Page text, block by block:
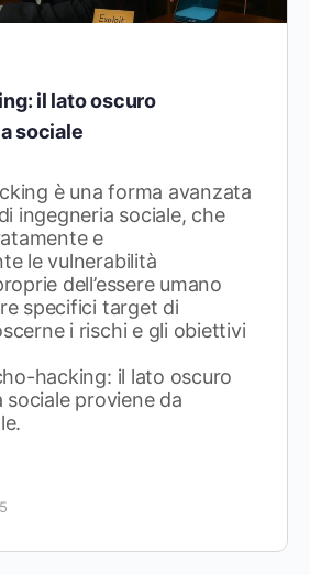
il lato oscuro
sociale
è una forma avanzata
ingegneria sociale, che
e
le vulnerabilità
dell’essere umano
specifici target di
i rischi e gli obiettivi
hacking: il lato oscuro
sociale proviene da